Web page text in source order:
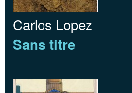
Carlos Lopez
Sans titre